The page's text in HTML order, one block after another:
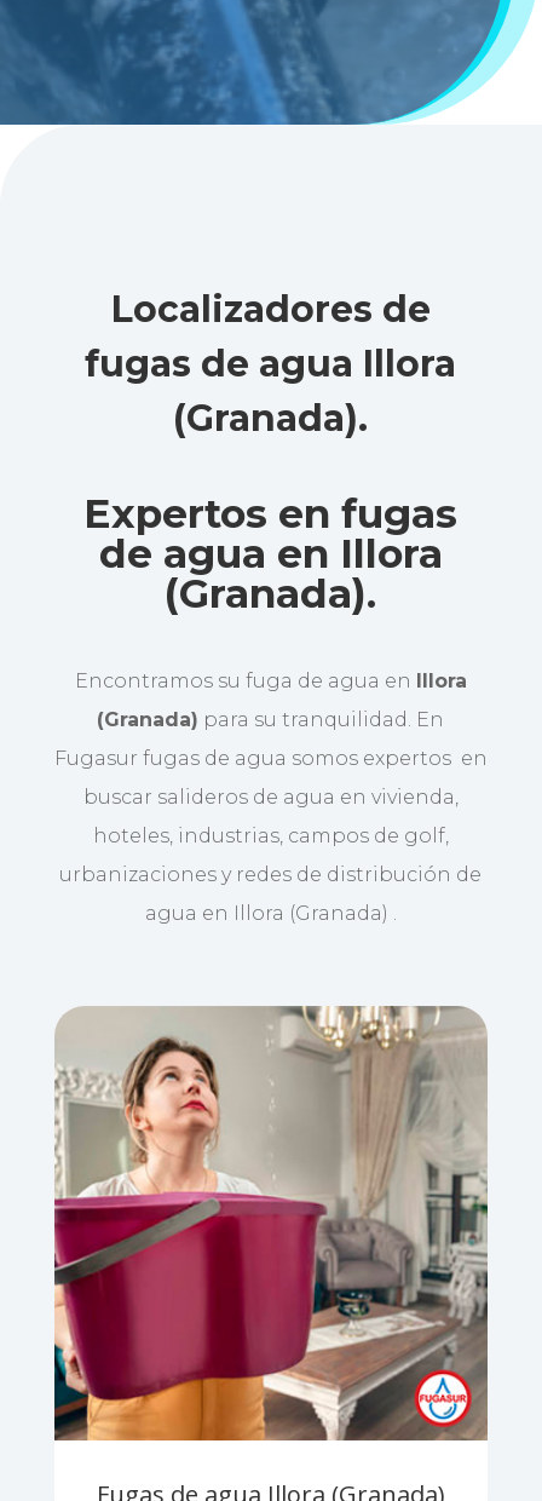
Localizadores de
fugas de agua Illora
(Granada).
Expertos en fugas
de agua en Illora
(Granada).
Encontramos su fuga de agua en
Illora
(Granada) para su tranquilidad. En
Fugasur fugas de agua somos expertos en
buscar salideros de agua en vivienda,
hoteles, industrias, campos de golf,
urbanizaciones y redes de distribución de
agua en Illora (Granada) .
Fugas de agua Illora (Granada)